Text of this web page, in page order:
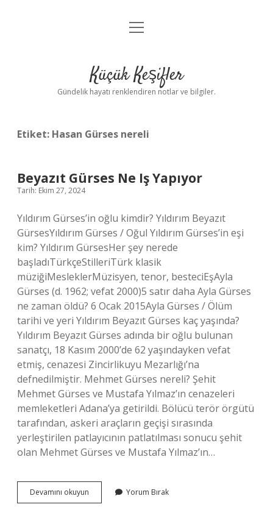
Anasayfa
Yasal Uyarı
menüyü
Küçük Keşifler
Gündelik hayatı renklendiren notlar ve bilgiler.
Etiket: Hasan Gürses nereli
Beyazıt Gürses Ne Iş Yapıyor
Tarih: Ekim 27, 2024
Yıldırım Gürses’in oğlu kimdir? Yıldırım Beyazıt
GürsesYıldırım Gürses / Oğul Yıldırım Gürses’in eşi
kim? Yıldırım GürsesHer şey nerede
başladıTürkçeStilleriTürk klasik
müziğiMesleklerMüzisyen, tenor, besteciEşAyla
Gürses (d. 1962; vefat 2000)5 satır daha Ayla Gürses
ne zaman öldü? 6 Ocak 2015Ayla Gürses / Ölüm
tarihi ve yeri Yıldırım Beyazıt Gürses kaç yaşında?
Yıldırım Beyazıt Gürses adında bir oğlu bulunan
sanatçı, 18 Kasım 2000’de 62 yaşındayken vefat
etmiş, cenazesi Zincirlikuyu Mezarlığı’na
defnedilmiştir. Mehmet Gürses nereli? Şehit
Mehmet Gürses ve Mustafa Yılmaz’ın cenazeleri
memleketleri Adana’ya getirildi. Bölücü terör örgütü
tarafından, askeri araçların geçişi sırasında
yerleştirilen patlayıcının patlatılması sonucu şehit
olan Mehmet Gürses ve Mustafa Yılmaz’ın…
Devamını okuyun
Gürses
Yorum Bırak